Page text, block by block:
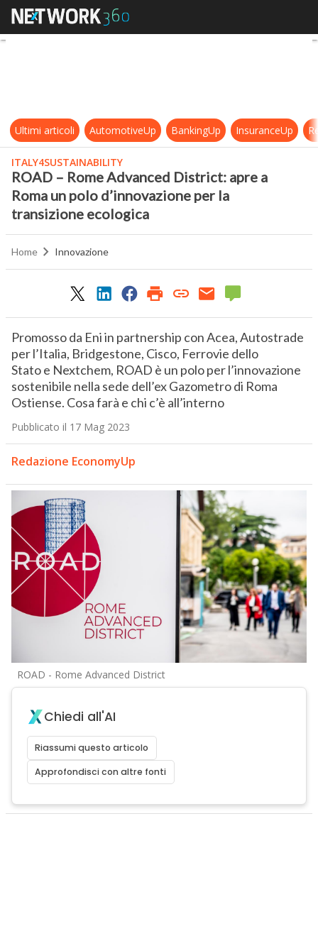
ROAD – Rome Advanced District:
Ultimi articoli AutomotiveUp BankingUp InsuranceUp
ITALY4SUSTAINABILITY
ROAD – Rome Advanced District: apre a
Roma un polo d’innovazione per la
transizione ecologica
Home Innovazione
Promosso da Eni in partnership con Acea, Autostrade
per l’Italia, Bridgestone, Cisco, Ferrovie dello
Stato e Nextchem, ROAD è un polo per l’innovazione
sostenibile nella sede dell’ex Gazometro di Roma
Ostiense. Cosa farà e chi c’è all’interno
Pubblicato il 17 Mag 2023
Redazione EconomyUp
ROAD - Rome Advanced District
Chiedi all'AI
Riassumi questo articolo
Approfondisci con altre fonti